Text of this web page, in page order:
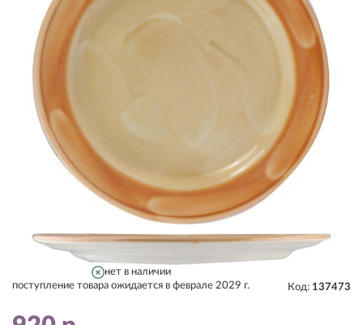
нет в наличии
поступление товара ожидается в феврале 2029 г.
Код: 137473